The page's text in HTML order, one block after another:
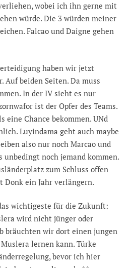
wobei ich ihn gerne mit
würde. Die 3 würden meiner
Falcao und Daigne gehen
haben wir jetzt
Auf beiden Seiten. Da muss
In der IV sieht es nur
ist der Opfer des Teams.
eine Chance bekommen. UNd
Luyindama geht auch maybe
also nur noch Marcao und
unbedingt noch jemand kommen.
zum Schluss offen
Donk ein Jahr verlängern.
wichtigeste für die Zukunft:
wird nicht jünger oder
bräuchten wir dort einen jungen
lernen kann. Türke
bevor ich hier